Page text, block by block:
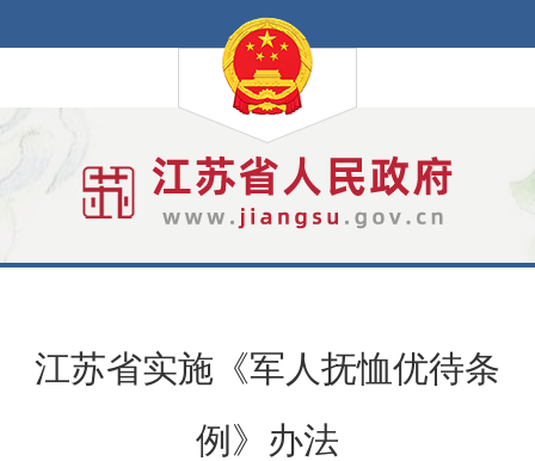
江苏省实施《军人抚恤优待条
例》办法